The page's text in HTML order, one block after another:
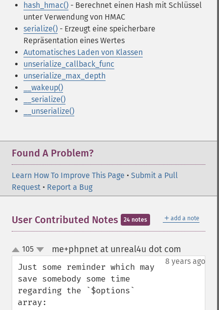
hash_hmac() - Berechnet einen Hash mit Schlüssel
unter Verwendung von HMAC
serialize() - Erzeugt eine speicherbare
Repräsentation eines Wertes
Automatisches Laden von Klassen
unserialize_callback_func
unserialize_max_depth
__wakeup()
__serialize()
__unserialize()
Found A Problem?
Learn How To Improve This Page • Submit a Pull
Request • Report a Bug
＋ add a note
User Contributed Notes 24 notes
up
down
105 me+phpnet at unreal4u dot com
8 years ago
Just some reminder which may
save somebody some time
regarding the `$options`
array: